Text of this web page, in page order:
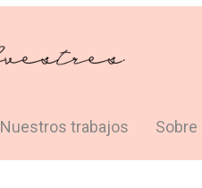
Nuestros trabajos Sobre